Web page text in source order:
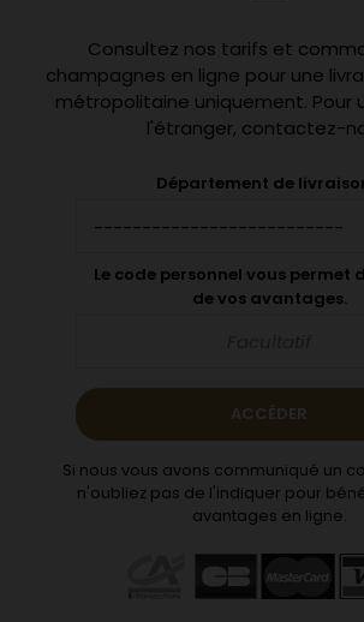
Consultez nos tarifs et
champagnes en ligne pour une
métropolitaine uniquement. Pour
l'étranger, contactez-
Département de
Le code personnel vous permet
de vos avantages.
Si nous vous avons communiqué un
n'oubliez pas de l'indiquer pour
avantages en ligne.